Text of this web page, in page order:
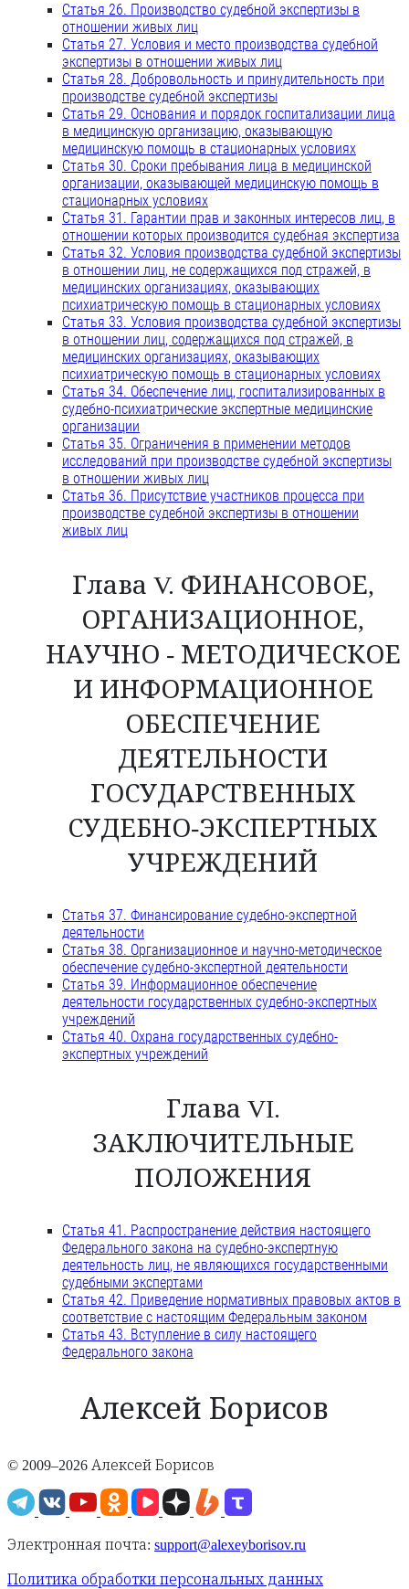
Статья 26. Производство судебной экспертизы в
отношении живых лиц
Статья 27. Условия и место производства судебной
экспертизы в отношении живых лиц
Статья 28. Добровольность и принудительность при
производстве судебной экспертизы
Статья 29. Основания и порядок госпитализации лица
в медицинскую организацию, оказывающую
медицинскую помощь в стационарных условиях
Статья 30. Сроки пребывания лица в медицинской
организации, оказывающей медицинскую помощь в
стационарных условиях
Статья 31. Гарантии прав и законных интересов лиц, в
отношении которых производится судебная экспертиза
Статья 32. Условия производства судебной экспертизы
в отношении лиц, не содержащихся под стражей, в
медицинских организациях, оказывающих
психиатрическую помощь в стационарных условиях
Статья 33. Условия производства судебной экспертизы
в отношении лиц, содержащихся под стражей, в
медицинских организациях, оказывающих
психиатрическую помощь в стационарных условиях
Статья 34. Обеспечение лиц, госпитализированных в
судебно-психиатрические экспертные медицинские
организации
Статья 35. Ограничения в применении методов
исследований при производстве судебной экспертизы
в отношении живых лиц
Статья 36. Присутствие участников процесса при
производстве судебной экспертизы в отношении
живых лиц
Глава V. ФИНАНСОВОЕ,
ОРГАНИЗАЦИОННОЕ,
НАУЧНО - МЕТОДИЧЕСКОЕ
И ИНФОРМАЦИОННОЕ
ОБЕСПЕЧЕНИЕ
ДЕЯТЕЛЬНОСТИ
ГОСУДАРСТВЕННЫХ
СУДЕБНО-ЭКСПЕРТНЫХ
УЧРЕЖДЕНИЙ
Статья 37. Финансирование судебно-экспертной
деятельности
Статья 38. Организационное и научно-методическое
обеспечение судебно-экспертной деятельности
Статья 39. Информационное обеспечение
деятельности государственных судебно-экспертных
учреждений
Статья 40. Охрана государственных судебно-
экспертных учреждений
Глава VI.
ЗАКЛЮЧИТЕЛЬНЫЕ
ПОЛОЖЕНИЯ
Статья 41. Распространение действия настоящего
Федерального закона на судебно-экспертную
деятельность лиц, не являющихся государственными
судебными экспертами
Статья 42. Приведение нормативных правовых актов в
соответствие с настоящим Федеральным законом
Статья 43. Вступление в силу настоящего
Федерального закона
Алексей Борисов
© 2009–2026 Алексей Борисов
Электронная почта: support@alexeyborisov.ru
Политика обработки персональных данных